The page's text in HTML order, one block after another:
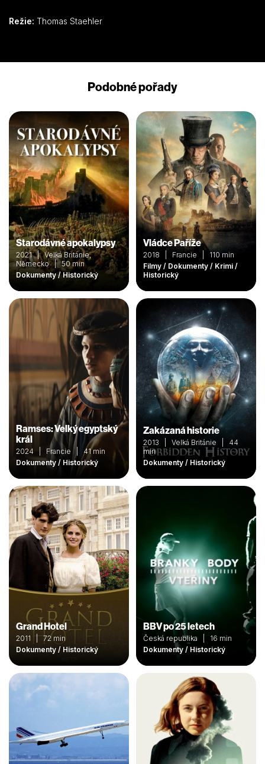
Režie: Thomas Staehler
Podobné pořady
Starodávné apokalypsy
2021 | Velká Británie,
Německo | 50 min
Dokumenty / Historický
Vládce Paříže
2018 | Francie | 110 min
Filmy / Dokumenty / Krimi /
Historický
Ramses: Velký egyptský
král
2024 | Francie | 41 min
Dokumenty / Historický
Zakázaná historie
2013 | Velká Británie | 44
min
Dokumenty / Historický
Grand Hotel
2011 | 72 min
Dokumenty / Historický
BBV po 25 letech
Česká republika | 16 min
Dokumenty / Historický